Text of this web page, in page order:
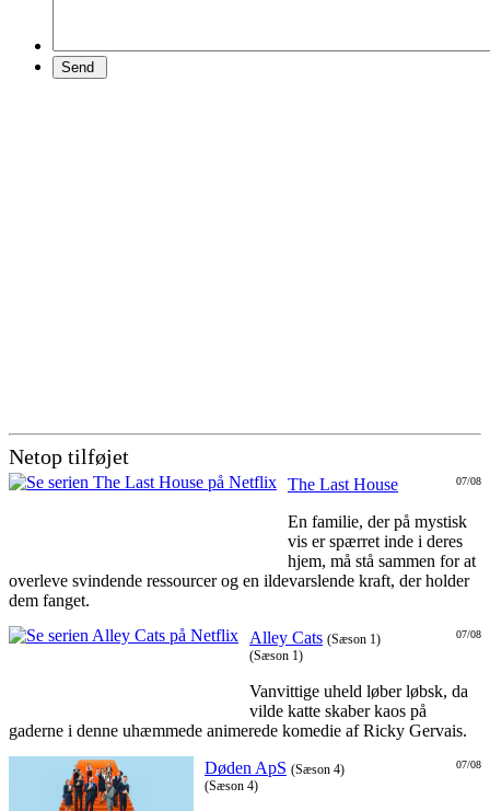
Netop tilføjet
07/08
The Last House
En familie, der på mystisk
vis er spærret inde i deres
hjem, må stå sammen for at
overleve svindende ressourcer og en ildevarslende kraft, der holder
dem fanget.
07/08
Alley Cats (Sæson 1)
(Sæson 1)
Vanvittige uheld løber løbsk, da
vilde katte skaber kaos på
gaderne i denne uhæmmede animerede komedie af Ricky Gervais.
07/08
Døden ApS (Sæson 4)
(Sæson 4)